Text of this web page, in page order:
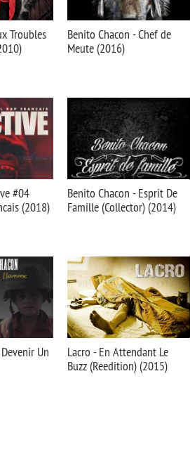
Troubles
Benito Chacon - Chef de
Meute (2016)
#04
(2018)
Benito Chacon - Esprit De
Famille (Collector) (2014)
Un
Lacro - En Attendant Le
Buzz (Reedition) (2015)